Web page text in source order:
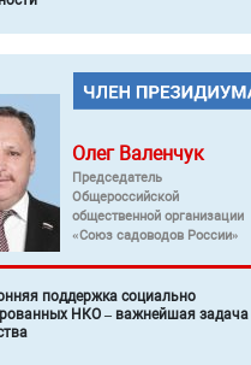
Олег Валенчук
Председатель
Общероссийской
общественной организации
«Союз садоводов России»
поддержка социально
НКО – важнейшая задача